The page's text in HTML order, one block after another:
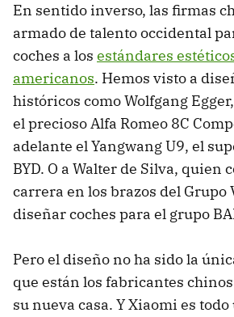
En sentido inverso, las firmas
armado de talento occidental
coches a los estándares
americanos. Hemos visto a
históricos como Wolfgang
el precioso Alfa Romeo 8C
adelante el Yangwang U9, el
BYD. O a Walter de Silva, quien
carrera en los brazos del Grupo
diseñar coches para el grupo
Pero el diseño no ha sido la
que están los fabricantes
su nueva casa. Y Xiaomi es